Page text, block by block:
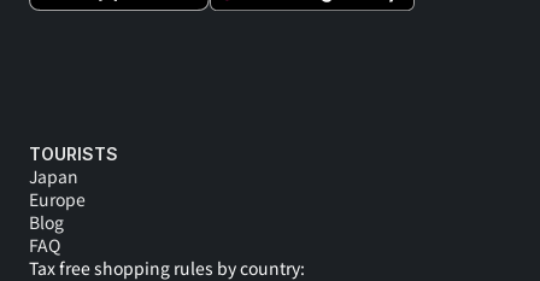
TOURISTS
Japan
Europe
Blog
FAQ
Tax free shopping rules by country: